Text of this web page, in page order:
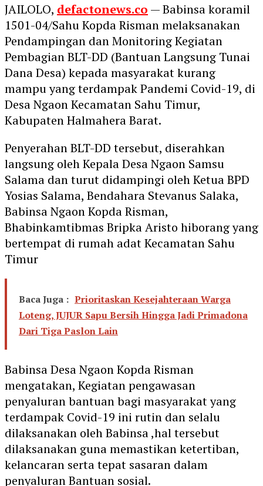
JAILOLO, defactonews.co — Babinsa koramil
1501-04/Sahu Kopda Risman melaksanakan
Pendampingan dan Monitoring Kegiatan
Pembagian BLT-DD (Bantuan Langsung Tunai
Dana Desa) kepada masyarakat kurang
mampu yang terdampak Pandemi Covid-19, di
Desa Ngaon Kecamatan Sahu Timur,
Kabupaten Halmahera Barat.
Penyerahan BLT-DD tersebut, diserahkan
langsung oleh Kepala Desa Ngaon Samsu
Salama dan turut didampingi oleh Ketua BPD
Yosias Salama, Bendahara Stevanus Salaka,
Babinsa Ngaon Kopda Risman,
Bhabinkamtibmas Bripka Aristo hiborang yang
bertempat di rumah adat Kecamatan Sahu
Timur
Baca Juga : Prioritaskan Kesejahteraan Warga
Loteng, JUJUR Sapu Bersih Hingga Jadi Primadona
Dari Tiga Paslon Lain
Babinsa Desa Ngaon Kopda Risman
mengatakan, Kegiatan pengawasan
penyaluran bantuan bagi masyarakat yang
terdampak Covid-19 ini rutin dan selalu
dilaksanakan oleh Babinsa ,hal tersebut
dilaksanakan guna memastikan ketertiban,
kelancaran serta tepat sasaran dalam
penyaluran Bantuan sosial.